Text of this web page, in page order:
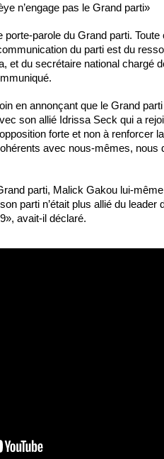
n’engage pas le Grand parti»
porte-parole du Grand parti.
du parti est du
et du secrétaire national chargé
en annonçant que le Grand
son allié Idrissa Seck qui a
forte et non à renforcer
avec nous-mêmes, nous
parti, Malick Gakou lui-
parti n’était plus allié du leader
avait-il déclaré.